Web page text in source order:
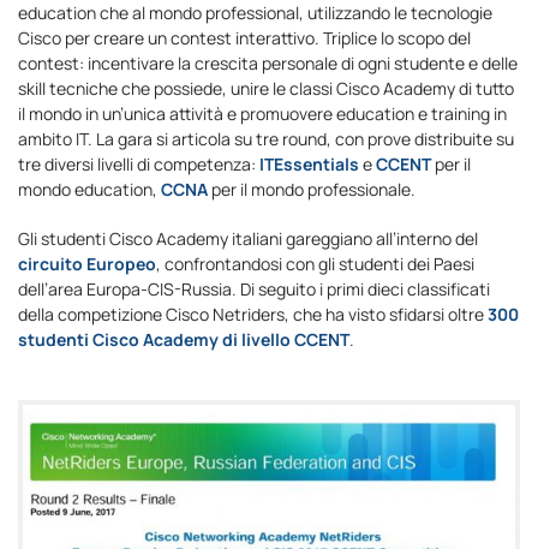
education che al mondo professional, utilizzando le tecnologie
Cisco per creare un contest interattivo. Triplice lo scopo del
contest: incentivare la crescita personale di ogni studente e delle
skill tecniche che possiede, unire le classi Cisco Academy di tutto
il mondo in un’unica attività e promuovere education e training in
ambito IT. La gara si articola su tre round, con prove distribuite su
tre diversi livelli di competenza: ITEssentials eCCENTper il
mondo education, CCNA per il mondo professionale.
Gli studenti Cisco Academy italiani gareggiano all’interno del
circuito Europeo, confrontandosi con gli studenti dei Paesi
dell’area Europa-CIS-Russia. Di seguito i primi dieci classificati
della competizione Cisco Netriders, che ha visto sfidarsi oltre300
studenti Cisco Academy di livello CCENT.